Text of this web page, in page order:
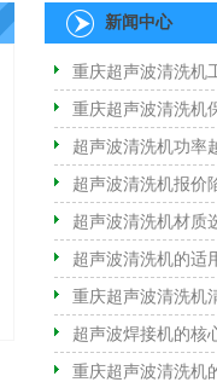
新闻中心
重庆超声波清洗机
重庆超声波清洗机
超声波清洗机功率
超声波清洗机报价
超声波清洗机材质
超声波清洗机的适
重庆超声波清洗机
超声波焊接机的核
重庆超声波清洗机